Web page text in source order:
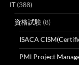
IT (388)
資格試験 (8)
ISACA
PMI Project